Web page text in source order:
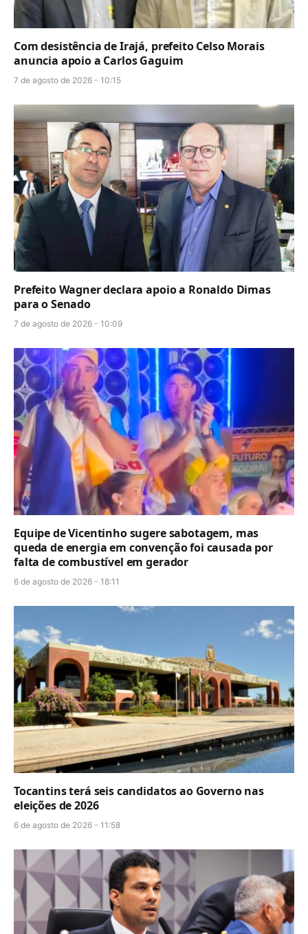
Com desistência de Irajá, prefeito Celso Morais
anuncia apoio a Carlos Gaguim
7 de agosto de 2026 - 10:15
Prefeito Wagner declara apoio a Ronaldo Dimas
para o Senado
7 de agosto de 2026 - 10:09
Equipe de Vicentinho sugere sabotagem, mas
queda de energia em convenção foi causada por
falta de combustível em gerador
6 de agosto de 2026 - 18:11
Tocantins terá seis candidatos ao Governo nas
eleições de 2026
6 de agosto de 2026 - 11:58